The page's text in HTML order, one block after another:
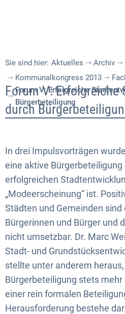
Sie sind hier: Aktuelles Archiv
Kommunalkongress 2013
Forum V: Erfolgreiche
Bürgerbeteiligung
Forum
V:
Stadtentwicklung
durch
Bürgerbeteiligung
Forum V:
durch
In drei Impulsvorträgen
eine aktive
erfolgreichen
„Modeerscheinung“ ist.
Städten und Gemeinden sind
Bürgerinnen und Bürger und
nicht umsetzbar. Dr. Marc
Stadt- und
stellte unter anderem
Bürgerbeteiligung stets
einer rein formalen
Herausforderung bestehe